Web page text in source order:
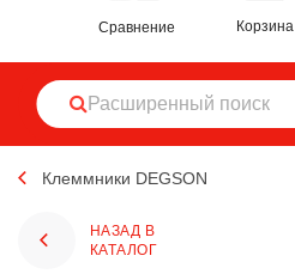
Сравнение Корзина
Клеммники DEGSON
НАЗАД В
КАТАЛОГ